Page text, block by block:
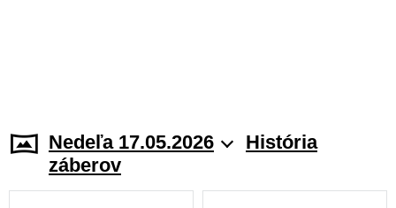
Nedeľa 17.05.2026
História
záberov